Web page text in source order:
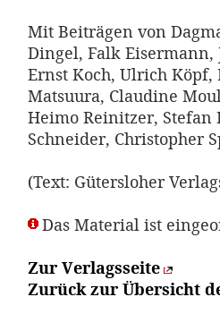
Mit Beiträgen von
Dingel, Falk Eisermann,
Ernst Koch, Ulrich Köpf,
Matsuura, Claudine
Heimo Reinitzer, Stefan
Schneider, Christopher
(Text: Gütersloher
Das Material ist
Zur Verlagsseite
Zurück zur Übersicht